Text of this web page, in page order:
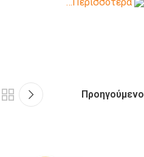
Προηγούμενο